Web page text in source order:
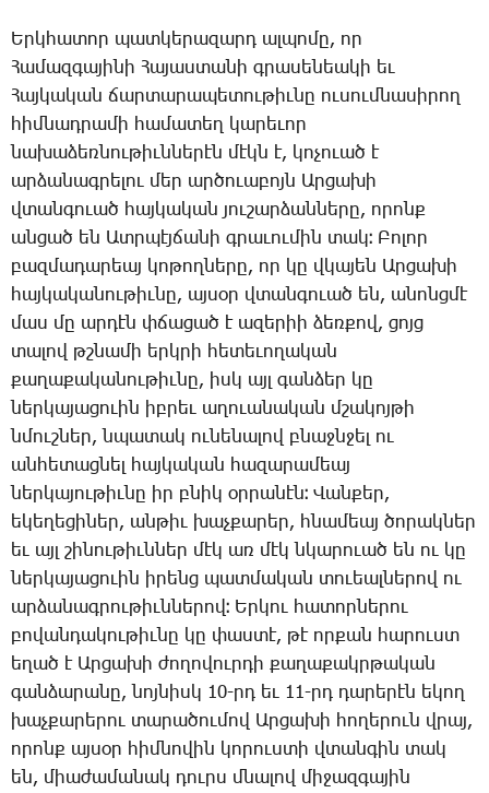
Երկ­հա­տոր պատ­կե­րա­զարդ ալ­պո­մը, որ
­Հա­մազ­գա­յի­նի ­Հա­յաս­տա­նի գրա­սե­նեա­կի եւ
­Հայ­կա­կան ճար­տա­րա­պե­տու­թիւ­նը ու­սում­նա­սի­րող
հիմ­նադ­րա­մի հա­մա­տեղ կա­րե­ւոր
նա­խա­ձեռ­նու­թիւն­նե­րէն մէկն է, կո­չո­ւած է
ար­ձա­նագ­րե­լու մեր ար­ծո­ւա­բոյն Ար­ցա­խի
վտան­գո­ւած հայ­կա­կան յու­շար­ձան­նե­րը, ո­րոնք
ան­ցած են Ատր­պէյ­ճա­նի գրա­ւու­մին տակ։ ­Բո­լոր
բազ­մա­դա­րեայ կո­թող­նե­րը, որ կը վկա­յեն Ար­ցա­խի
հայ­կա­կա­նու­թիւ­նը, այ­սօր վտան­գո­ւած են, ա­նոնց­մէ
մաս մը ար­դէն փճա­ցած է ա­զե­րիի ձեռ­քով, ցոյց
տա­լով թշնա­մի երկ­րի հե­տե­ւո­ղա­կան
քա­ղա­քա­կա­նու­թիւ­նը, իսկ այլ գան­ձեր կը
ներ­կա­յա­ցո­ւին իբ­րեւ ա­ղո­ւա­նա­կան մշա­կոյ­թի
նմուշ­ներ, նպա­տակ ու­նե­նա­լով բնաջն­ջել ու
ան­հե­տաց­նել հայ­կա­կան հա­զա­րա­մեայ
ներ­կա­յու­թիւ­նը իր բնիկ օր­րա­նէն։ ­Վան­քեր,
ե­կե­ղե­ցի­ներ, ան­թիւ խաչ­քա­րեր, հնա­մեայ ծո­րակ­ներ
եւ այլ շի­նու­թիւն­ներ մէկ առ մէկ նկա­րո­ւած են ու կը
ներ­կա­յա­ցո­ւին ի­րենց պատ­մա­կան տո­ւեալ­նե­րով ու
ար­ձա­նագ­րու­թիւն­նե­րով։ Եր­կու հա­տոր­նե­րու
բո­վան­դա­կու­թիւ­նը կը փաս­տէ, թէ որ­քան հա­րուստ
ե­ղած է Ար­ցա­խի ժո­ղո­վուր­դի քա­ղա­քակր­թա­կան
գան­ձա­րա­նը, նոյ­նիսկ 10-րդ­ եւ 11-րդ ­դա­րե­րէն ե­կող
խաչ­քա­րե­րու տա­րա­ծու­մով Ար­ցա­խի հո­ղե­րուն վրայ,
ո­րոնք այ­սօր հիմ­նո­վին կո­րուս­տի վտան­գին տակ
են, միա­ժա­մա­նակ դուրս մնա­լով մի­ջազ­գա­յին